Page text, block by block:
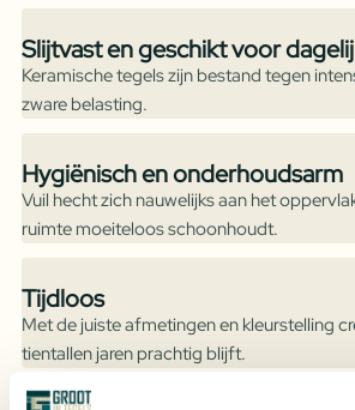
Slijtvast en geschikt voor
Keramische tegels zijn bestand tegen
zware belasting.
Hygiënisch en onderhoudsarm
Vuil hecht zich nauwelijks aan het
ruimte moeiteloos schoonhoudt.
Tijdloos
Met de juiste afmetingen en kleurstelling
tientallen jaren prachtig blijft.